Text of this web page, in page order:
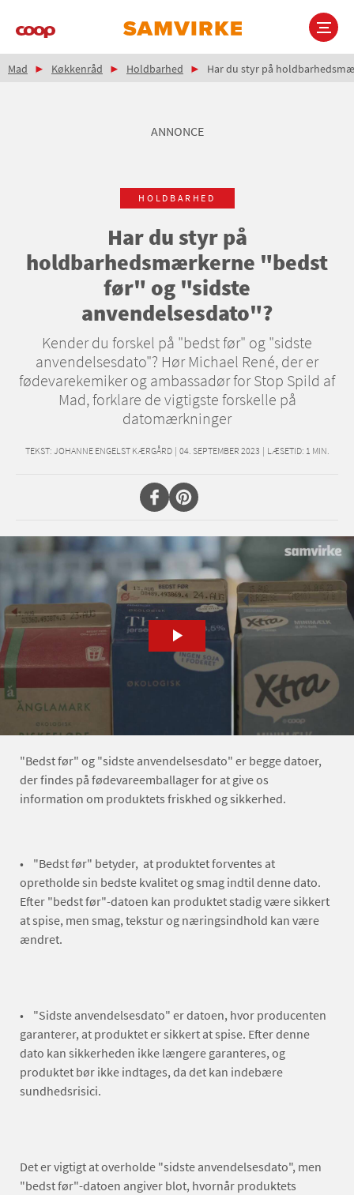
Main
Brødkrumme
Mad Køkkenråd Holdbarhed Har du styr på
ANNONCE
HOLDBARHED
Har du styr på
holdbarhedsmærkerne "bedst
før" og "sidste
anvendelsesdato"?
Kender du forskel på "bedst før" og "sidste
anvendelsesdato"? Hør Michael René, der er
fødevarekemiker og ambassadør for Stop Spild af
Mad, forklare de vigtigste forskelle på
datomærkninger
TEKST: JOHANNE ENGELST KÆRGÅRD | 04. SEPTEMBER 2023 | LÆSETID: 1 MIN.
"Bedst før" og "sidste anvendelsesdato" er begge datoer,
der findes på fødevareemballager for at give os
information om produktets friskhed og sikkerhed.
• "Bedst før" betyder, at produktet forventes at
opretholde sin bedste kvalitet og smag indtil denne dato.
Efter "bedst før"-datoen kan produktet stadig være sikkert
at spise, men smag, tekstur og næringsindhold kan være
ændret.
• "Sidste anvendelsesdato" er datoen, hvor producenten
garanterer, at produktet er sikkert at spise. Efter denne
dato kan sikkerheden ikke længere garanteres, og
produktet bør ikke indtages, da det kan indebære
sundhedsrisici.
Det er vigtigt at overholde "sidste anvendelsesdato", men
"bedst før"-datoen angiver blot, hvornår produktets